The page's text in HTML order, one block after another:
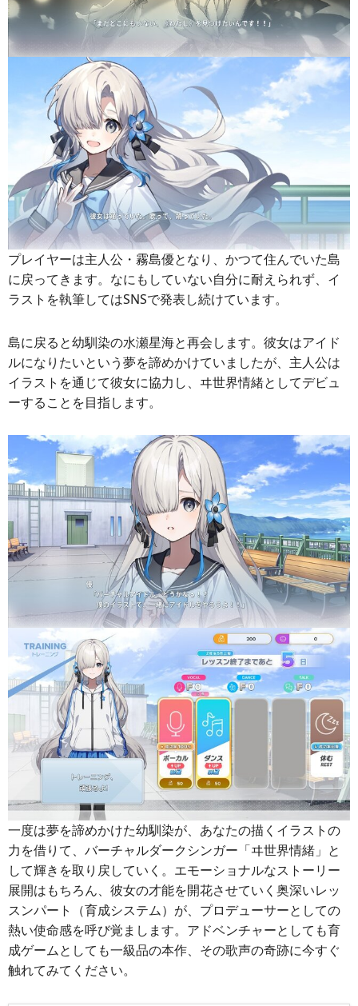
プレイヤーは主人公・霧島優となり、かつて住んでいた島
に戻ってきます。なにもしていない自分に耐えられず、イ
ラストを執筆してはSNSで発表し続けています。
島に戻ると幼馴染の水瀬星海と再会します。彼女はアイド
ルになりたいという夢を諦めかけていましたが、主人公は
イラストを通じて彼女に協力し、ヰ世界情緒としてデビュ
ーすることを目指します。
一度は夢を諦めかけた幼馴染が、あなたの描くイラストの
力を借りて、バーチャルダークシンガー「ヰ世界情緒」と
して輝きを取り戻していく。エモーショナルなストーリー
展開はもちろん、彼女の才能を開花させていく奥深いレッ
スンパート（育成システム）が、プロデューサーとしての
熱い使命感を呼び覚まします。アドベンチャーとしても育
成ゲームとしても一級品の本作、その歌声の奇跡に今すぐ
触れてみてください。